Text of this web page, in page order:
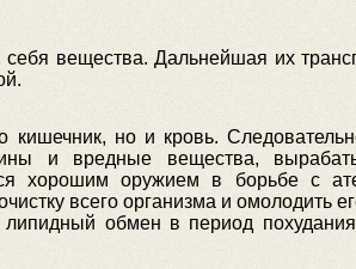
вещества. Дальнейшая их
но и кровь.
и вредные вещества,
хорошим оружием в борьбе с
всего организма и омолодить
обмен в период